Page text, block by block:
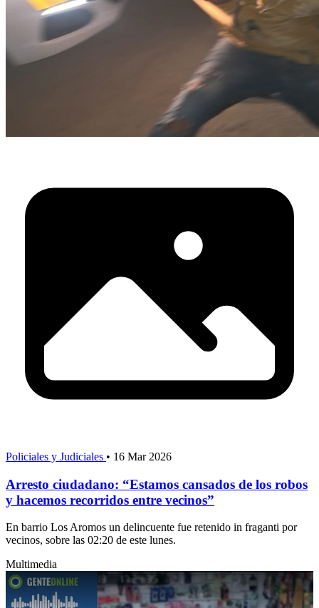
Policiales y Judiciales • 16 Mar 2026
Arresto ciudadano: “Estamos cansados de los robos
y hacemos recorridos entre vecinos”
En barrio Los Aromos un delincuente fue retenido in fraganti por
vecinos, sobre las 02:20 de este lunes.
Multimedia